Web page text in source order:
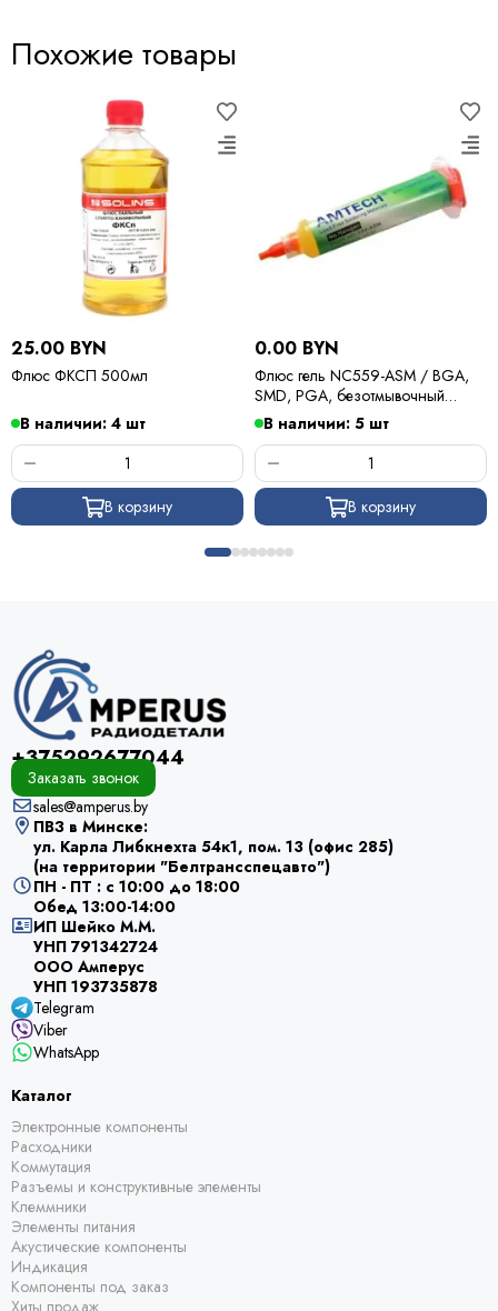
Похожие товары
25.00 BYN
Флюс ФКСП 500мл
В наличии: 4 шт
В корзину
0.00 BYN
Флюс гель NC559-ASM / BGA,
SMD, PGA, безотмывочный
картридж 10 мл
В наличии: 5 шт
В корзину
+375292677044
Заказать звонок
sales@amperus.by
ПВЗ в Минске:
ул. Карла Либкнехта 54к1, пом. 13 (офис 285)
(на территории "Белтрансспецавто")
ПН - ПТ : с 10:00 до 18:00
Обед 13:00-14:00
ИП Шейко М.М.
УНП 791342724
ООО Амперус
УНП 193735878
Telegram
Viber
WhatsApp
Каталог
Электронные компоненты
Расходники
Коммутация
Разъемы и конструктивные элементы
Клеммники
Элементы питания
Акустические компоненты
Индикация
Компоненты под заказ